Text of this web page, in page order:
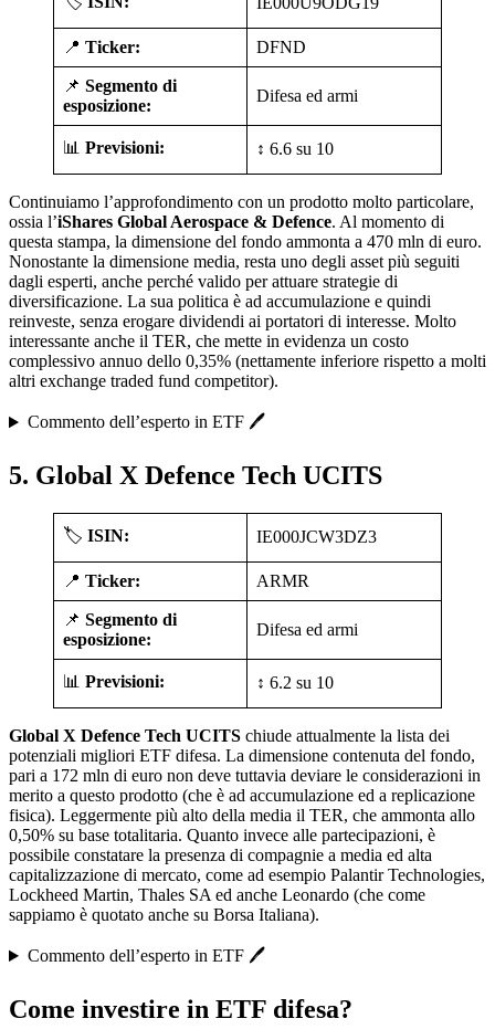
📍 Ticker: DFND
📌 Segmento di
esposizione:
Difesa ed armi
📊 Previsioni: ↕️ 6.6 su 10
Continuiamo l’approfondimento con un prodotto molto particolare,
ossia l’iShares Global Aerospace & Defence. Al momento di
questa stampa, la dimensione del fondo ammonta a 470 mln di euro.
Nonostante la dimensione media, resta uno degli asset più seguiti
dagli esperti, anche perché valido per attuare strategie di
diversificazione. La sua politica è ad accumulazione e quindi
reinveste, senza erogare dividendi ai portatori di interesse. Molto
interessante anche il TER, che mette in evidenza un costo
complessivo annuo dello 0,35% (nettamente inferiore rispetto a molti
altri exchange traded fund competitor).
Commento dell’esperto in ETF 🖊️
5. Global X Defence Tech UCITS
🏷️ ISIN: IE000JCW3DZ3
📍 Ticker: ARMR
📌 Segmento di
esposizione:
Difesa ed armi
📊 Previsioni: ↕️ 6.2 su 10
Global X Defence Tech UCITS chiude attualmente la lista dei
potenziali migliori ETF difesa. La dimensione contenuta del fondo,
pari a 172 mln di euro non deve tuttavia deviare le considerazioni in
merito a questo prodotto (che è ad accumulazione ed a replicazione
fisica). Leggermente più alto della media il TER, che ammonta allo
0,50% su base totalitaria. Quanto invece alle partecipazioni, è
possibile constatare la presenza di compagnie a media ed alta
capitalizzazione di mercato, come ad esempio Palantir Technologies,
Lockheed Martin, Thales SA ed anche Leonardo (che come
sappiamo è quotato anche su Borsa Italiana).
Commento dell’esperto in ETF 🖊️
Come investire in ETF difesa?